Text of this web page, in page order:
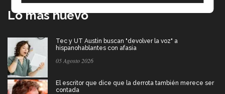
Lo más nuevo
Tec y UT Austin buscan "devolver la voz" a
hispanohablantes con afasia
05 Agosto 2026
El escritor que dice que la derrota también merece ser
contada